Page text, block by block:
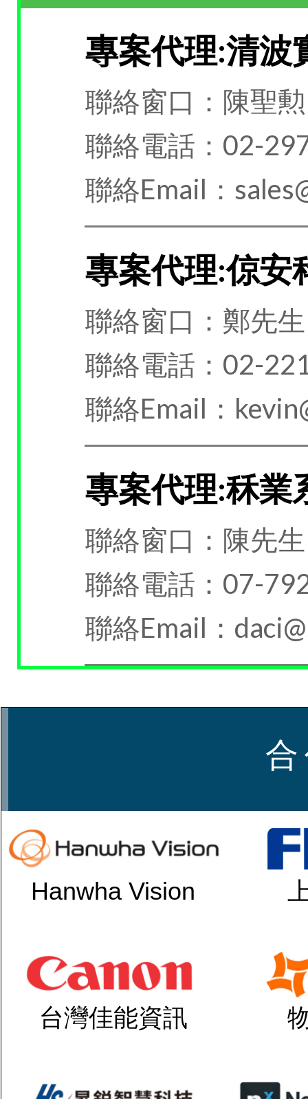
專案代理:清波
聯絡窗口：陳聖勲
聯絡電話：02-
聯絡Email：
專案代理:倞安
聯絡窗口：鄭先生
聯絡電話：02-
聯絡Email：
專案代理:秝業
聯絡窗口：陳先生
聯絡電話：07-
聯絡Email：
合
Hanwha Vision
台灣佳能資訊